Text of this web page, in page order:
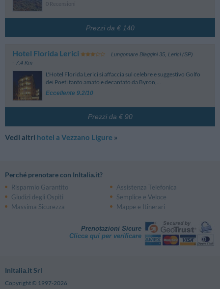
0 Recensioni
Prezzi da € 140
Hotel Florida Lerici Lungomare Biaggini 35, Lerici (SP)
- 7.4 Km
L'Hotel Florida Lerici si affaccia sul celebre e suggestivo Golfo
dei Poeti tanto amato e decantato da Byron,...
Eccellente 9.2/10
Prezzi da € 90
Vedi altri hotel a Vezzano Ligure »
Perché prenotare con InItalia.it?
Risparmio Garantito
Assistenza Telefonica
Giudizi degli Ospiti
Semplice e Veloce
Massima Sicurezza
Mappe e Itinerari
Prenotazioni Sicure
Clicca qui per verificare
InItalia.it Srl
Copyright © 1997-2026